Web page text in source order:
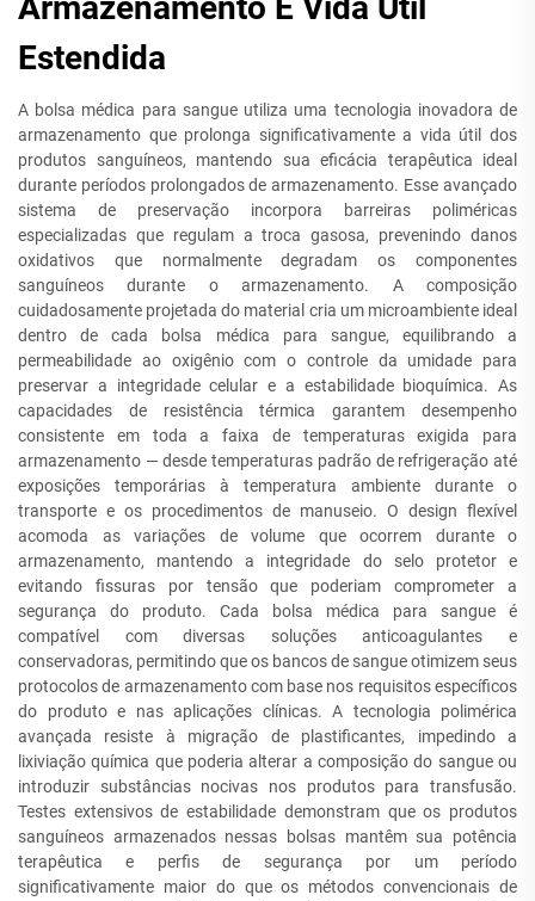
Armazenamento E Vida Útil
Estendida
A bolsa médica para sangue utiliza uma tecnologia inovadora de
armazenamento que prolonga significativamente a vida útil dos
produtos sanguíneos, mantendo sua eficácia terapêutica ideal
durante períodos prolongados de armazenamento. Esse avançado
sistema de preservação incorpora barreiras poliméricas
especializadas que regulam a troca gasosa, prevenindo danos
oxidativos que normalmente degradam os componentes
sanguíneos durante o armazenamento. A composição
cuidadosamente projetada do material cria um microambiente ideal
dentro de cada bolsa médica para sangue, equilibrando a
permeabilidade ao oxigênio com o controle da umidade para
preservar a integridade celular e a estabilidade bioquímica. As
capacidades de resistência térmica garantem desempenho
consistente em toda a faixa de temperaturas exigida para
armazenamento — desde temperaturas padrão de refrigeração até
exposições temporárias à temperatura ambiente durante o
transporte e os procedimentos de manuseio. O design flexível
acomoda as variações de volume que ocorrem durante o
armazenamento, mantendo a integridade do selo protetor e
evitando fissuras por tensão que poderiam comprometer a
segurança do produto. Cada bolsa médica para sangue é
compatível com diversas soluções anticoagulantes e
conservadoras, permitindo que os bancos de sangue otimizem seus
protocolos de armazenamento com base nos requisitos específicos
do produto e nas aplicações clínicas. A tecnologia polimérica
avançada resiste à migração de plastificantes, impedindo a
lixiviação química que poderia alterar a composição do sangue ou
introduzir substâncias nocivas nos produtos para transfusão.
Testes extensivos de estabilidade demonstram que os produtos
sanguíneos armazenados nessas bolsas mantêm sua potência
terapêutica e perfis de segurança por um período
significativamente maior do que os métodos convencionais de